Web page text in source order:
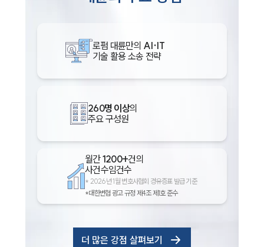
로펌 대륜만의 AI·IT
기술 활용 소송 전략
260명 이상의
주요 구성원
월간1200+건의
사건수임건수
* 2026년 1월 변호사협회 경유증표 발급 기준
*대한변협 광고 규정 제4조 제1호 준수
더 많은 강점 살펴보기